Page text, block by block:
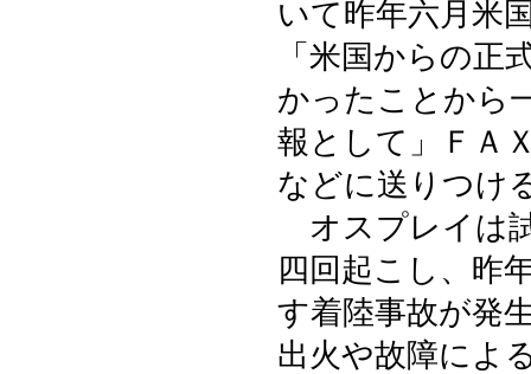
いて昨年六月米
「米国からの正
かったことから
報として」ＦＡ
などに送りつけ
オスプレイは
四回起こし、昨
す着陸事故が発
出火や故障によ